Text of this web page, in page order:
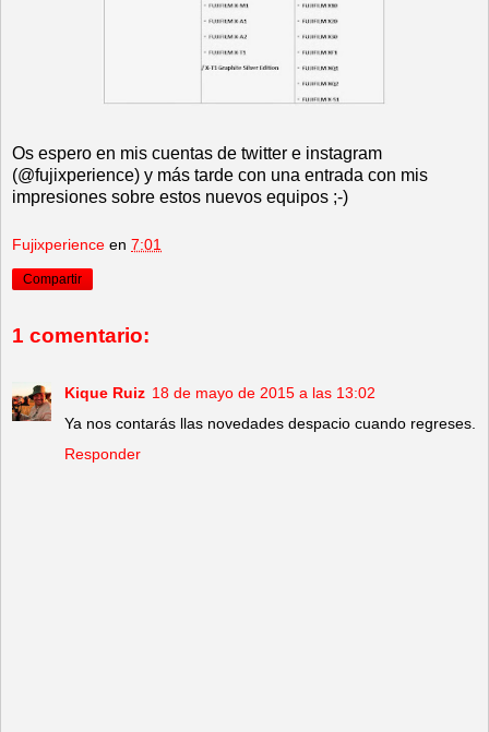
Os espero en mis cuentas de twitter e instagram
(@fujixperience) y más tarde con una entrada con mis
impresiones sobre estos nuevos equipos ;-)
Fujixperience en 7:01
Compartir
1 comentario:
Kique Ruiz 18 de mayo de 2015 a las 13:02
Ya nos contarás llas novedades despacio cuando regreses.
Responder